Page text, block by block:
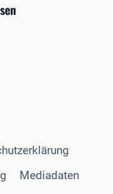
Mediadaten